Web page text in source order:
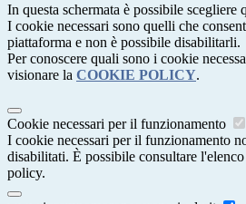
In questa schermata è possibile scegliere
I cookie necessari sono quelli che
piattaforma e non è possibile disabilitarli.
Per conoscere quali sono i cookie
visionare la COOKIE POLICY.
Cookie necessari per il funzionamento
I cookie necessari per il funzionamento
disabilitati. È possibile consultare
policy.